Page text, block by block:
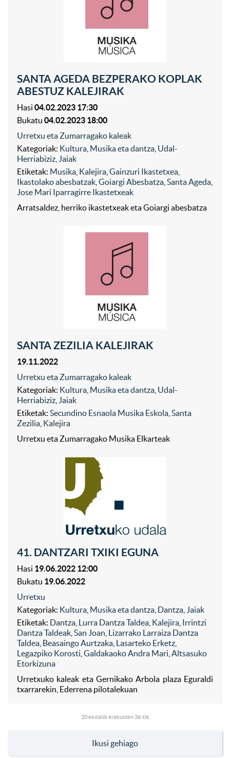
SANTA AGEDA BEZPERAKO KOPLAK
ABESTUZ KALEJIRAK
Hasi 04.02.2023 17:30
Bukatu 04.02.2023 18:00
Urretxu eta Zumarragako kaleak
Kategoriak: Kultura Musika eta dantza Udal-
Herriabiziz Jaiak
Etiketak: Musika Kalejira Gainzuri Ikastetxea
Ikastolako abesbatzak Goiargi Abesbatza Santa Ageda
Jose Mari Iparragirre Ikastetxeak
Arratsaldez, herriko ikastetxeak eta Goiargi abesbatza
SANTA ZEZILIA KALEJIRAK
19.11.2022
Urretxu eta Zumarragako kaleak
Kategoriak: Kultura Musika eta dantza Udal-
Herriabiziz Jaiak
Etiketak: Secundino Esnaola Musika Eskola Santa
Zezilia Kalejira
Urretxu eta Zumarragako Musika Elkarteak
41. DANTZARI TXIKI EGUNA
Hasi 19.06.2022 12:00
Bukatu 19.06.2022
Urretxu
Kategoriak: Kultura Musika eta dantza Dantza Jaiak
Etiketak: Dantza Lurra Dantza Taldea Kalejira Irrintzi
Dantza Taldeak San Joan Lizarrako Larraiza Dantza
Taldea Beasaingo Aurtzaka Lasarteko Erketz
Legazpiko Korosti Galdakaoko Andra Mari Altsasuko
Etorkizuna
Urretxuko kaleak eta Gernikako Arbola plaza Eguraldi
txarrarekin, Ederrena pilotalekuan
20ekitaldi erakusten 36-tik
Ikusi gehiago